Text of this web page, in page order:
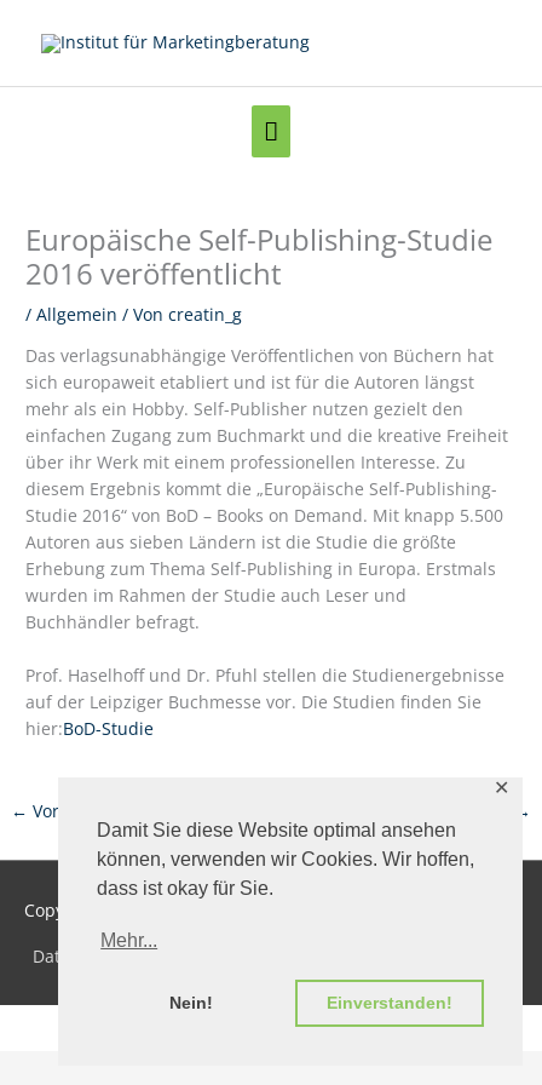
Damit Sie diese Website optimal ansehen
können, verwenden wir Cookies. Wir hoffen,
dass ist okay für Sie.
Mehr...
Nein! Einverstanden!
✕
Inhalt
Below
Header
Europäische Self-Publishing-Studie
2016 veröffentlicht
/Allgemein / Voncreatin_g
Das verlagsunabhängige Veröffentlichen von Büchern hat
sich europaweit etabliert und ist für die Autoren längst
mehr als ein Hobby. Self-Publisher nutzen gezielt den
einfachen Zugang zum Buchmarkt und die kreative Freiheit
über ihr Werk mit einem professionellen Interesse. Zu
diesem Ergebnis kommt die „Europäische Self-Publishing-
Studie 2016“ von BoD – Books on Demand. Mit knapp 5.500
Autoren aus sieben Ländern ist die Studie die größte
Erhebung zum Thema Self-Publishing in Europa. Erstmals
wurden im Rahmen der Studie auch Leser und
Buchhändler befragt.
Prof. Haselhoff und Dr. Pfuhl stellen die Studienergebnisse
auf der Leipziger Buchmesse vor. Die Studien finden Sie
hier:BoD-Studie
← Vorheriger Beitrag →
Copyright
Datenschutz Impressum